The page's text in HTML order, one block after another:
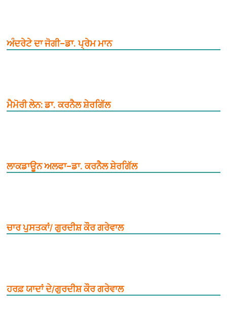
ਅੰਦਰੇਟੇ ਦਾ ਜੋਗੀ–ਡਾ. ਪ੍ਰੇਮ ਮਾਨ
ਮੈਮੋਰੀ ਲੇਨ: ਡਾ. ਕਰਨੈਲ ਸ਼ੇਰਗਿੱਲ
ਲਾਕਡਾਊਨ ਅਲਫਾ–ਡਾ. ਕਰਨੈਲ ਸ਼ੇਰਗਿੱਲ
ਚਾਰ ਪੁਸਤਕਾਂ/ ਗੁਰਦੀਸ਼ ਕੌਰ ਗਰੇਵਾਲ
ਹਰਫ਼ ਯਾਦਾਂ ਦੇ/ਗੁਰਦੀਸ਼ ਕੌਰ ਗਰੇਵਾਲ